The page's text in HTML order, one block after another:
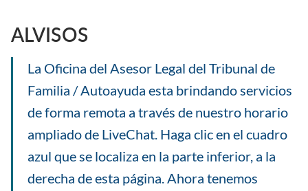
ALVISOS
La Oficina del Asesor Legal del Tribunal de
Familia / Autoayuda esta brindando servicios
de forma remota a través de nuestro horario
ampliado de LiveChat. Haga clic en el cuadro
azul que se localiza en la parte inferior, a la
derecha de esta página. Ahora tenemos